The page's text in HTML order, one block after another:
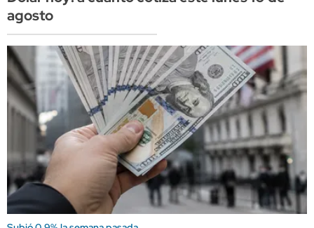
agosto